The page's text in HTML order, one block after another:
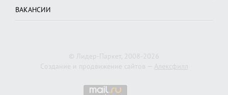
ВАКАНСИИ
© Лидер-Паркет, 2008-2026
Создание и продвижение сайтов — Алексфилл